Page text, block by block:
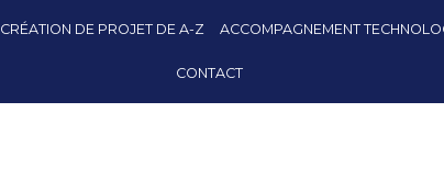
CRÉATION DE PROJET DE A-Z ACCOMPAGNEMENT
CONTACT